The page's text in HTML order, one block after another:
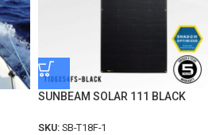
SUNBEAM SOLAR 111 BLACK
SKU: SB-T18F-1